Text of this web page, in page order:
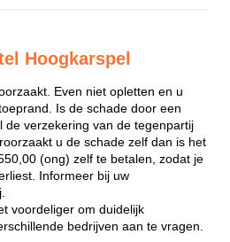
Hoogkarspel
Even niet opletten en u
Is de schade door een
de verzekering van de tegenpartij
u de schade zelf dan is het
(ong) zelf te betalen, zodat je
Informeer bij uw
voordeliger om duidelijk
bedrijven aan te vragen.